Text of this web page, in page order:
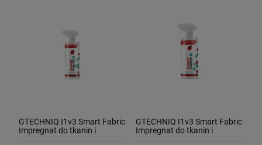
GTECHNIQ I1v3 Smart Fabric
Impregnat do tkanin i
GTECHNIQ I1v3 Smart Fabric
Impregnat do tkanin i